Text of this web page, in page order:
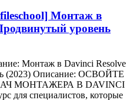
Монтаж в
уровень
Монтаж в Davinci Resolve
(2023) Описание: ОСВОЙТЕ
МОНТАЖЕРА В DAVINCI
для специалистов, которые